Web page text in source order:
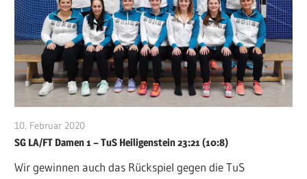
10. Februar 2020
SG LA/FT Damen 1 – TuS Heiligenstein 23:21 (10:8)
Wir gewinnen auch das Rückspiel gegen die TuS